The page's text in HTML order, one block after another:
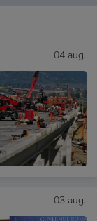
04 aug.
03 aug.